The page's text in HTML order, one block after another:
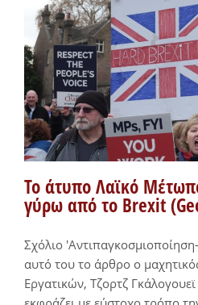
Το άτυπο Λαϊκό
γύρω από το Brexit
Σχόλιο
αυτό του το άρθρο ο
Εργατικών, Τζορτζ